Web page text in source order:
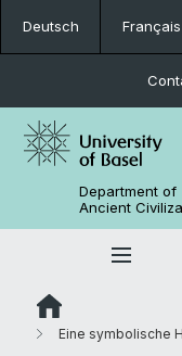
Deutsch Français
Department of
Ancient
Eine symbolische